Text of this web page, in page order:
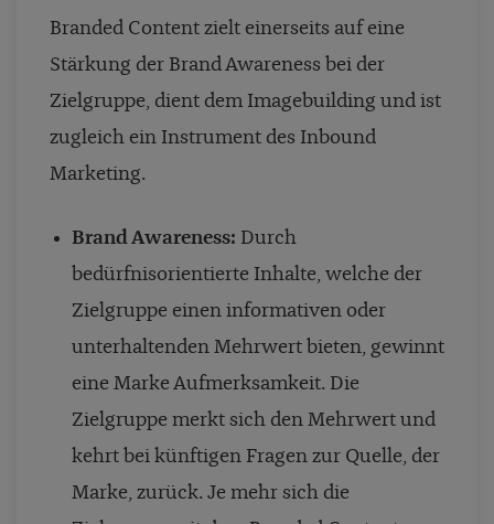
Branded Content zielt einerseits auf eine
Stärkung der Brand Awareness bei der
Zielgruppe, dient dem Imagebuilding und ist
zugleich ein Instrument des Inbound
Marketing.
Brand Awareness: Durch
bedürfnisorientierte Inhalte, welche der
Zielgruppe einen informativen oder
unterhaltenden Mehrwert bieten, gewinnt
eine Marke Aufmerksamkeit. Die
Zielgruppe merkt sich den Mehrwert und
kehrt bei künftigen Fragen zur Quelle, der
Marke, zurück. Je mehr sich die